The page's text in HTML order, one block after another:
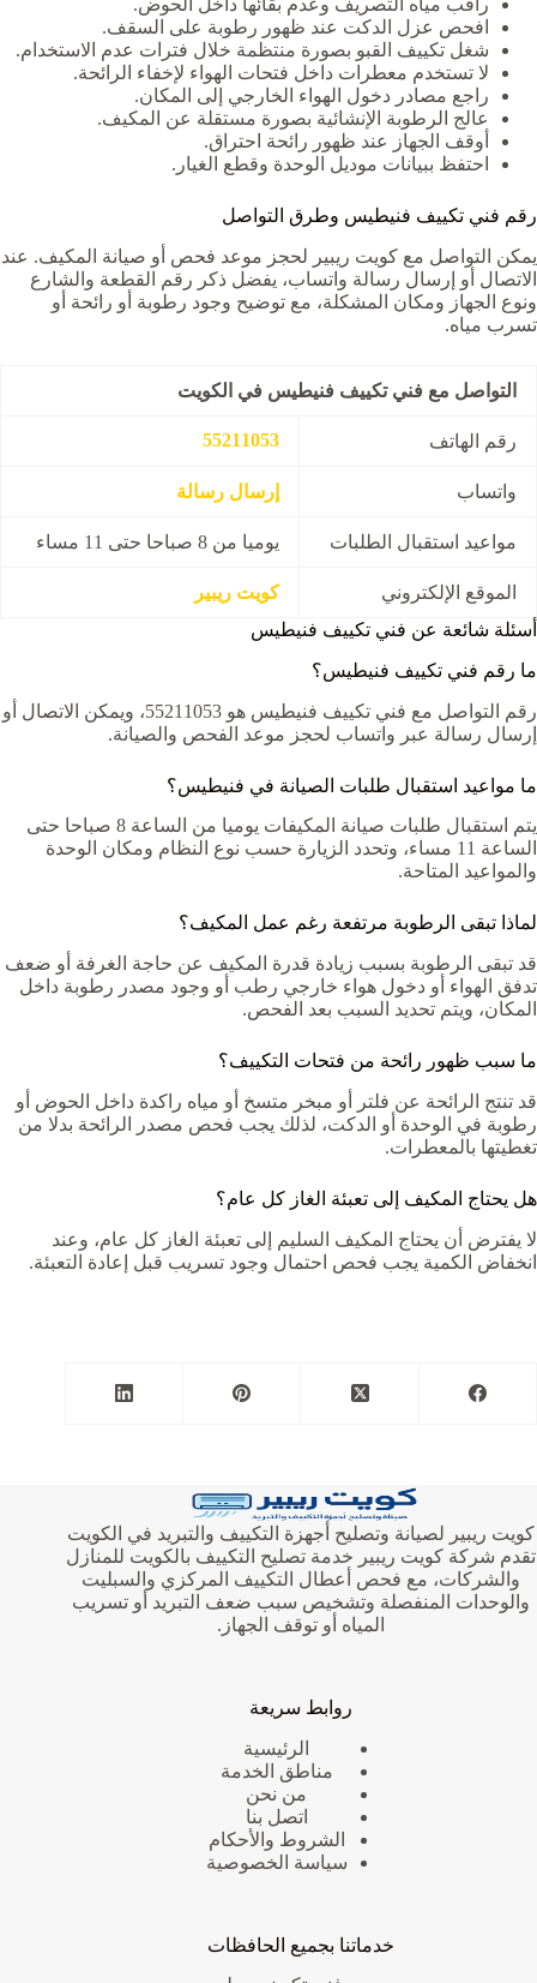
راقب مياه التصريف وعدم بقائها داخل الحوض.
افحص عزل الدكت عند ظهور رطوبة على السقف.
شغل تكييف القبو بصورة منتظمة خلال فترات عدم الاستخدام.
لا تستخدم معطرات داخل فتحات الهواء لإخفاء الرائحة.
راجع مصادر دخول الهواء الخارجي إلى المكان.
عالج الرطوبة الإنشائية بصورة مستقلة عن المكيف.
أوقف الجهاز عند ظهور رائحة احتراق.
احتفظ ببيانات موديل الوحدة وقطع الغيار.
رقم فني تكييف فنيطيس وطرق التواصل
يمكن التواصل مع كويت ريبير لحجز موعد فحص أو صيانة المكيف. عند
الاتصال أو إرسال رسالة واتساب، يفضل ذكر رقم القطعة والشارع
ونوع الجهاز ومكان المشكلة، مع توضيح وجود رطوبة أو رائحة أو
تسرب مياه.
التواصل مع فني تكييف فنيطيس في الكويت
رقم الهاتف 55211053
واتساب إرسال رسالة
مواعيد استقبال الطلبات يوميا من 8 صباحا حتى 11 مساء
الموقع الإلكتروني
كويت ريبير
أسئلة شائعة عن فني تكييف فنيطيس
ما رقم فني تكييف فنيطيس؟
رقم التواصل مع فني تكييف فنيطيس هو 55211053، ويمكن الاتصال أو
إرسال رسالة عبر واتساب لحجز موعد الفحص والصيانة.
ما مواعيد استقبال طلبات الصيانة في فنيطيس؟
يتم استقبال طلبات صيانة المكيفات يوميا من الساعة 8 صباحا حتى
الساعة 11 مساء، وتحدد الزيارة حسب نوع النظام ومكان الوحدة
والمواعيد المتاحة.
لماذا تبقى الرطوبة مرتفعة رغم عمل المكيف؟
قد تبقى الرطوبة بسبب زيادة قدرة المكيف عن حاجة الغرفة أو ضعف
تدفق الهواء أو دخول هواء خارجي رطب أو وجود مصدر رطوبة داخل
المكان، ويتم تحديد السبب بعد الفحص.
ما سبب ظهور رائحة من فتحات التكييف؟
قد تنتج الرائحة عن فلتر أو مبخر متسخ أو مياه راكدة داخل الحوض أو
رطوبة في الوحدة أو الدكت، لذلك يجب فحص مصدر الرائحة بدلا من
تغطيتها بالمعطرات.
هل يحتاج المكيف إلى تعبئة الغاز كل عام؟
لا يفترض أن يحتاج المكيف السليم إلى تعبئة الغاز كل عام، وعند
انخفاض الكمية يجب فحص احتمال وجود تسريب قبل إعادة التعبئة.
كويت ريبير لصيانة وتصليح أجهزة التكييف والتبريد في الكويت
تقدم شركة كويت ريبير خدمة تصليح التكييف بالكويت للمنازل
والشركات، مع فحص أعطال التكييف المركزي والسبليت
والوحدات المنفصلة وتشخيص سبب ضعف التبريد أو تسريب
المياه أو توقف الجهاز.
روابط سريعة
الرئيسية
مناطق الخدمة
من نحن
اتصل بنا
الشروط والأحكام
سياسة الخصوصية
خدماتنا بجميع الحافظات